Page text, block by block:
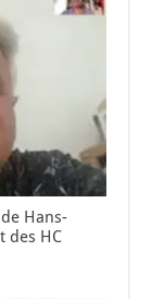
Hans-
des HC